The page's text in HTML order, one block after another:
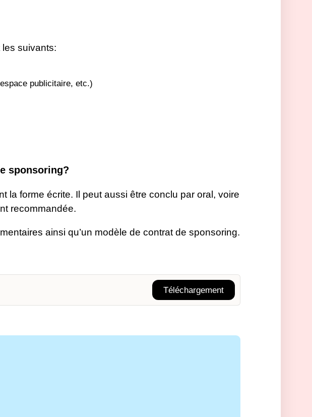
suivants:
publicitaire, etc.)
sponsoring?
la forme écrite. Il peut aussi être conclu par oral, voire
recommandée.
ainsi qu’un modèle de contrat de sponsoring.
Téléchargement